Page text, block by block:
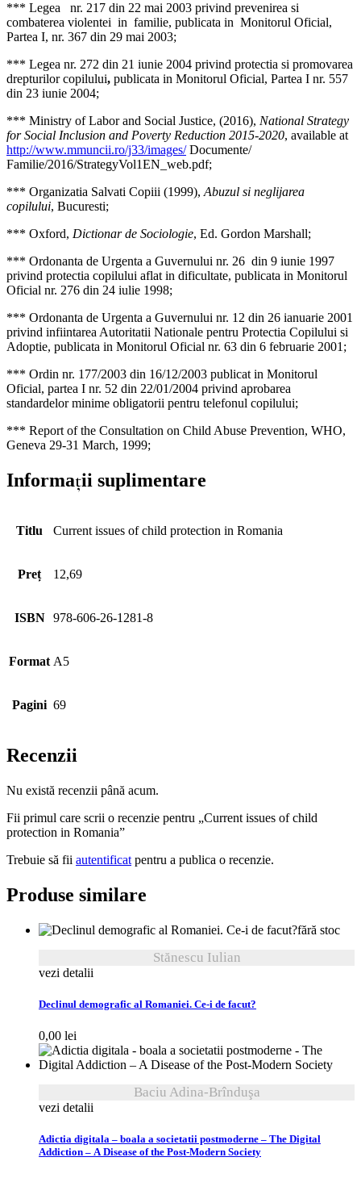
*** Legea nr. 217 din 22 mai 2003 privind prevenirea si
combaterea violentei in familie, publicata in Monitorul Oficial,
Partea I, nr. 367 din 29 mai 2003;
*** Legea nr. 272 din 21 iunie 2004 privind protectia si promovarea
drepturilor copilului, publicata in Monitorul Oficial, Partea I nr. 557
din 23 iunie 2004;
*** Ministry of Labor and Social Justice, (2016), National Strategy
for Social Inclusion and Poverty Reduction 2015-2020, available at
http://www.mmuncii.ro/j33/images/Documente/
Familie/2016/StrategyVol1EN_web.pdf;
*** Organizatia Salvati Copiii (1999), Abuzul si neglijarea
copilului, Bucuresti;
*** Oxford, Dictionar de Sociologie, Ed. Gordon Marshall;
*** Ordonanta de Urgenta a Guvernului nr. 26 din 9 iunie 1997
privind protectia copilului aflat in dificultate, publicata in Monitorul
Oficial nr. 276 din 24 iulie 1998;
*** Ordonanta de Urgenta a Guvernului nr. 12 din 26 ianuarie 2001
privind infiintarea Autoritatii Nationale pentru Protectia Copilului si
Adoptie, publicata in Monitorul Oficial nr. 63 din 6 februarie 2001;
*** Ordin nr. 177/2003 din 16/12/2003 publicat in Monitorul
Oficial, partea I nr. 52 din 22/01/2004 privind aprobarea
standardelor minime obligatorii pentru telefonul copilului;
*** Report of the Consultation on Child Abuse Prevention, WHO,
Geneva 29-31 March, 1999;
Informații suplimentare
Titlu Current issues of child protection in Romania
Preț 12,69
ISBN 978-606-26-1281-8
Format A5
Pagini 69
Recenzii
Nu există recenzii până acum.
Fii primul care scrii o recenzie pentru „Current issues of child
protection in Romania”
Trebuie să fii autentificat pentru a publica o recenzie.
Produse similare
fără stoc
Stănescu Iulian
vezi detalii
Declinul demografic al Romaniei. Ce-i de facut?
0,00 lei
Baciu Adina-Brînduşa
vezi detalii
Adictia digitala – boala a societatii postmoderne – The Digital
Addiction – A Disease of the Post-Modern Society